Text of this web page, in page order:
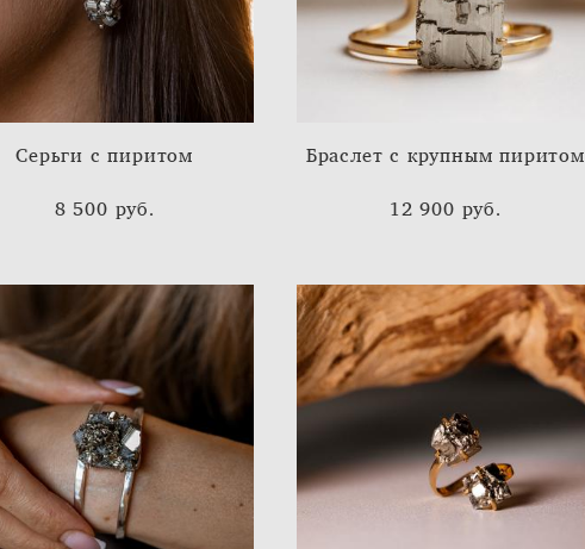
Серьги с пиритом
8 500 pуб.
Браслет с крупным пиритом
12 900 pуб.